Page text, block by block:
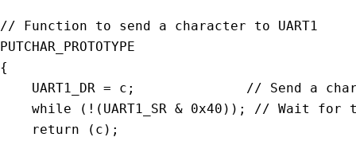
// Function to send a character to UART1
{
    UART1_DR
= c ;
// Send a
while
( ! ( UART1_SR & 0x40 ) ) ;
// Wait for
return
( c ) ;